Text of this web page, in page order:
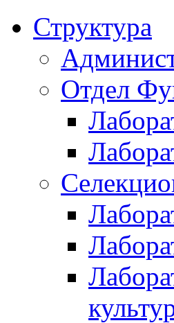
Структура
Отдел